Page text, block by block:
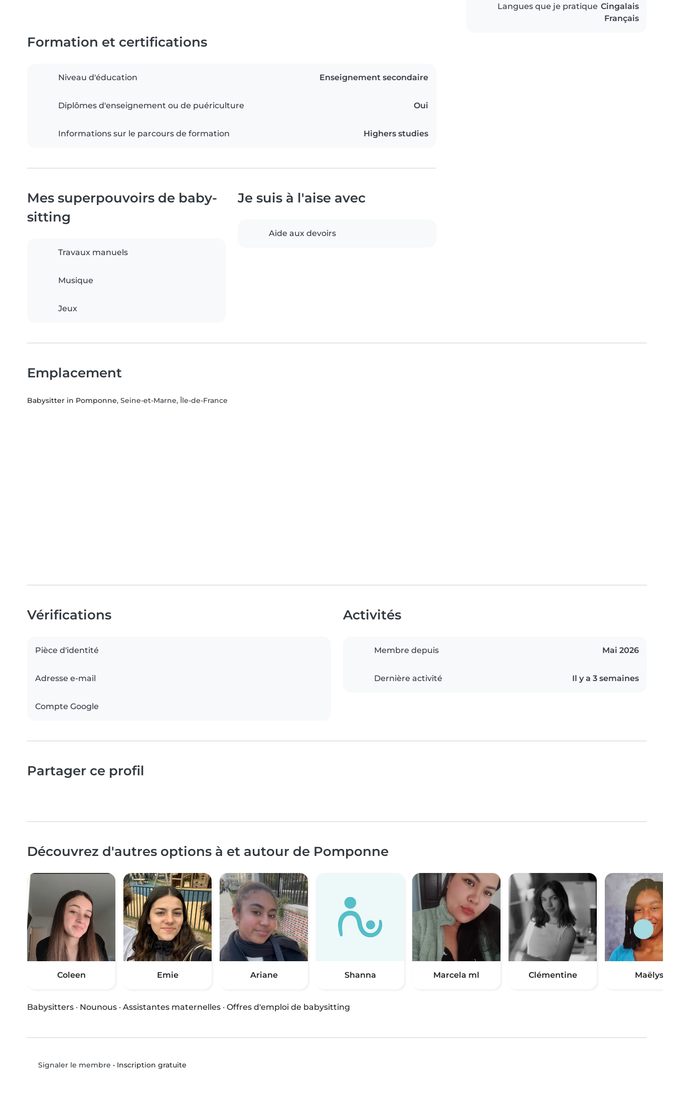
Langues que je pratique Cingalais
Français
Formation et certifications
Niveau d'éducation Enseignement secondaire
Diplômes d'enseignement ou de puériculture Oui
Informations sur le parcours de formation Highers studies
Mes superpouvoirs de baby-
sitting
Travaux manuels
Musique
Jeux
Je suis à l'aise avec
Aide aux devoirs
Emplacement
Babysitter in Pomponne, Seine-et-Marne, Île-de-France
Vérifications
Pièce d'identité
Adresse e-mail
Compte Google
Activités
Membre depuis Mai 2026
Dernière activité Il y a 3 semaines
Partager ce profil
Découvrez d'autres options à et autour de Pomponne
Coleen Emie Ariane Shanna Marcela ml Clémentine Maëlys
Babysitters · Nounous · Assistantes maternelles · Offres d'emploi de babysitting
Signaler le membre • Inscription gratuite